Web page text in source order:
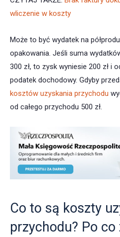
wliczenie w koszty
Może to być wydatek na
opakowania. Jeśli suma
300 zł, to zysk wyniesie 200 zł i
podatek dochodowy. Gdyby
kosztów uzyskania przychodu
od całego przychodu 500 zł.
Co to są koszty
przychodu? Po co